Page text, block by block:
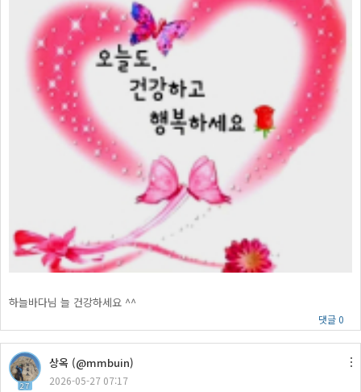
하늘바다님 늘 건강하세요 ^^
댓글 0
27
상옥 (@mmbuin)
2026-05-27 07:17